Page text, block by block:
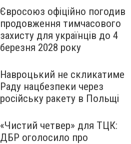
Євросоюз офіційно погодив
продовження тимчасового
захисту для українців до 4
березня 2028 року
Навроцький не скликатиме
Раду нацбезпеки через
російську ракету в Польщі
«Чистий четвер» для ТЦК:
ДБР оголосило про